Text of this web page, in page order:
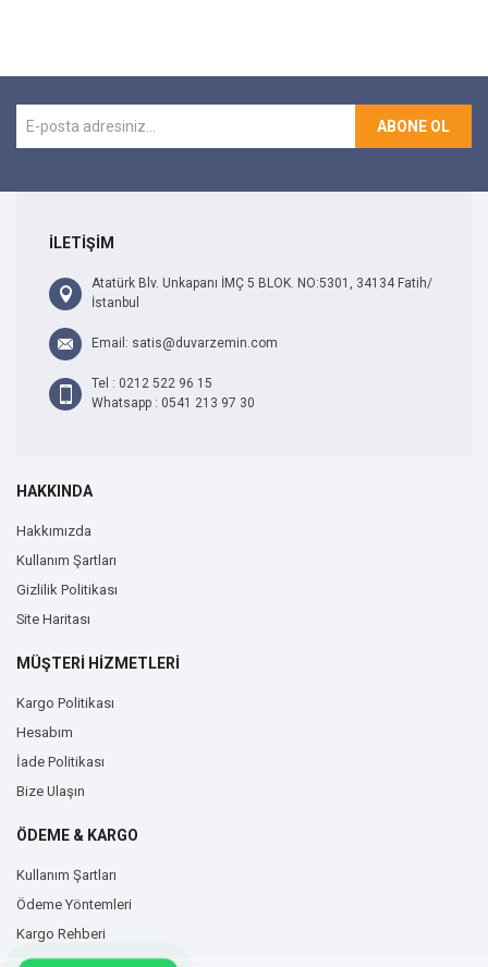
ABONE OL
İLETİŞİM
Atatürk Blv. Unkapanı İMÇ 5 BLOK. NO:5301, 34134 Fatih/
İstanbul
Email: satis@duvarzemin.com
Tel : 0212 522 96 15
Whatsapp : 0541 213 97 30
HAKKINDA
Hakkımızda
Kullanım Şartları
Gizlilik Politikası
Site Haritası
MÜŞTERİ HİZMETLERİ
Kargo Politikası
Hesabım
İade Politikası
Bize Ulaşın
ÖDEME & KARGO
Kullanım Şartları
Ödeme Yöntemleri
Kargo Rehberi